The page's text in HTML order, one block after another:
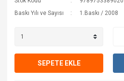
Baskı Yılı ve Sayısı
1.Baskı / 2008
SEPETE EKLE